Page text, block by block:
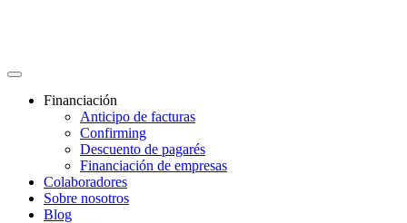
Financiación
Anticipo de facturas
Confirming
Descuento de pagarés
Financiación de empresas
Colaboradores
Sobre nosotros
Blog